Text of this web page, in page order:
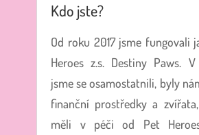
Kdo jste?
Od roku 2017 jsme fungovali
Heroes z.s. Destiny Paws.
jsme se osamostatnili, byly
finanční prostředky a
měli v péči od Pet